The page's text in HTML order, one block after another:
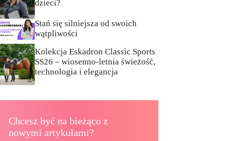
dzieci?
Stań się silniejsza od swoich
wątpliwości
Kolekcja Eskadron Classic Sports
SS26 – wiosenno-letnia świeżość,
technologia i elegancja
Chcesz być na bieżąco z
nowymi artykułami?